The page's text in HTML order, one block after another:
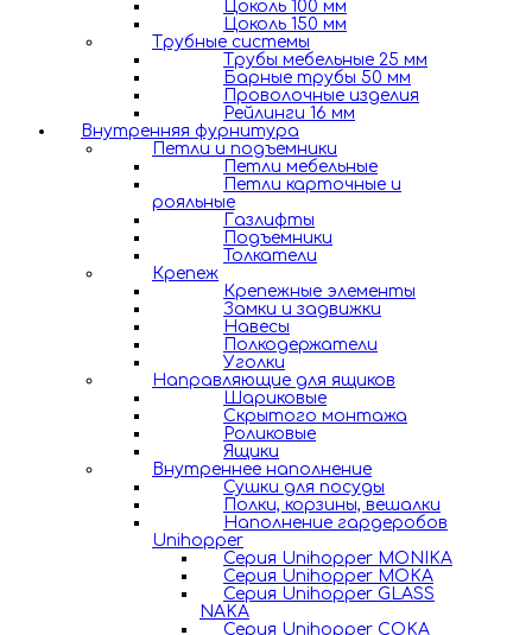
Цоколь 100 мм
Цоколь 150 мм
Трубные системы
Трубы мебельные 25 мм
Барные трубы 50 мм
Проволочные изделия
Рейлинги 16 мм
Внутренняя фурнитура
Петли и подъемники
Петли мебельные
Петли карточные и
рояльные
Газлифты
Подъемники
Толкатели
Крепеж
Крепежные элементы
Замки и задвижки
Навесы
Полкодержатели
Уголки
Направляющие для ящиков
Шариковые
Скрытого монтажа
Роликовые
Ящики
Внутреннее наполнение
Сушки для посуды
Полки, корзины, вешалки
Наполнение гардеробов
Unihopper
Серия Unihopper MONIKA
Серия Unihopper MOKA
Серия Unihopper GLASS
NAKA
Серия Unihopper COKA